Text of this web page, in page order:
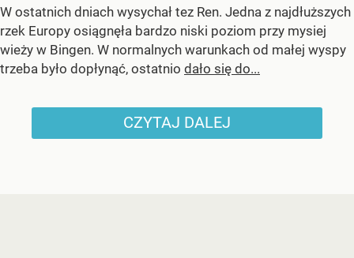
W ostatnich dniach wysychał tez Ren. Jedna z najdłuższych
rzek Europy osiągnęła bardzo niski poziom przy mysiej
wieży w Bingen. W normalnych warunkach od małej wyspy
trzeba było dopłynąć, ostatnio dało się do...
CZYTAJ DALEJ